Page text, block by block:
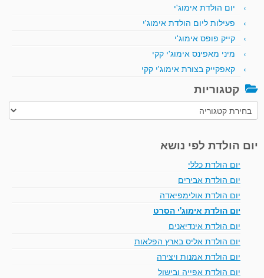
יום הולדת אימוג'י
פעילות ליום הולדת אימוג'י
קייק פופס אימוג'י
מיני מאפינס אימוג'י קקי
קאפקייק בצורת אימוג'י קקי
קטגוריות
קטגוריות
יום הולדת לפי נושא
יום הולדת כללי
יום הולדת אבירים
יום הולדת אולימפיאדה
יום הולדת אימוג'י הסרט
יום הולדת אינדיאנים
יום הולדת אליס בארץ הפלאות
יום הולדת אמנות ויצירה
יום הולדת אפייה ובישול